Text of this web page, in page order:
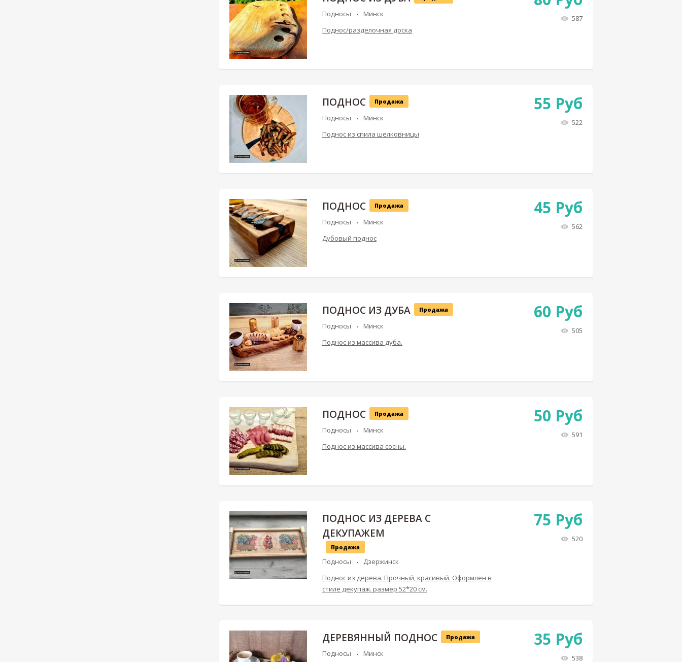
Подносы
Минск
Поднос/разделочная доска
587
ПОДНОС Продажа
Подносы
Минск
Поднос из спила шелковницы
55 Руб
522
ПОДНОС Продажа
Подносы
Минск
Дубовый поднос
45 Руб
562
ПОДНОС ИЗ ДУБА Продажа
Подносы
Минск
Поднос из массива дуба.
60 Руб
505
ПОДНОС Продажа
Подносы
Минск
Поднос из массива сосны.
50 Руб
591
ПОДНОС ИЗ ДЕРЕВА С
ДЕКУПАЖЕМ
Продажа
Подносы
Дзержинск
Поднос из дерева. Прочный, красивый. Оформлен в
стиле декупаж. размер 52*20 см.
75 Руб
520
ДЕРЕВЯННЫЙ ПОДНОС Продажа
Подносы Минск
35 Руб
538